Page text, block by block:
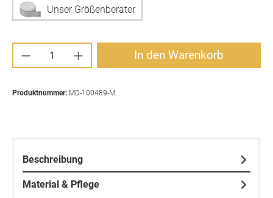
Unser Größenberater
Produkt Anzahl: Gib den gewünschten
In den Warenkorb
Produktnummer: MD-100489-M
Beschreibung
Material & Pflege